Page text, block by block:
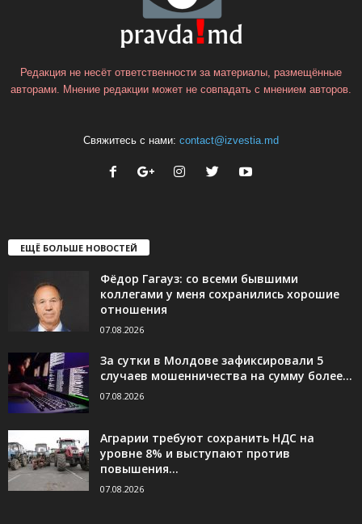
Редакция не несёт ответственности за материалы, размещённые
авторами. Мнение редакции может не совпадать с мнением авторов.
Свяжитесь с нами: contact@izvestia.md
ЕЩЁ БОЛЬШЕ НОВОСТЕЙ
Фёдор Гагауз: со всеми бывшими
коллегами у меня сохранились хорошие
отношения
07.08.2026
За сутки в Молдове зафиксировали 5
случаев мошенничества на сумму более...
07.08.2026
Аграрии требуют сохранить НДС на
уровне 8% и выступают против
повышения...
07.08.2026